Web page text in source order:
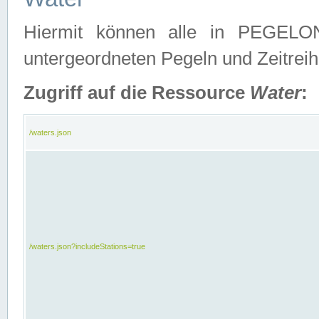
Hiermit können alle in
untergeordneten Pegeln und
Zugriff auf die Ressource Water:
/waters.json
/waters.json?includeStations=true